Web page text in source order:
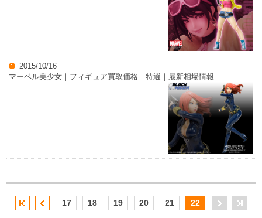
2015/10/16
マーベル美少女｜フィギュア買取価格｜特選｜最新相場情報
17 18 19 20 21 22